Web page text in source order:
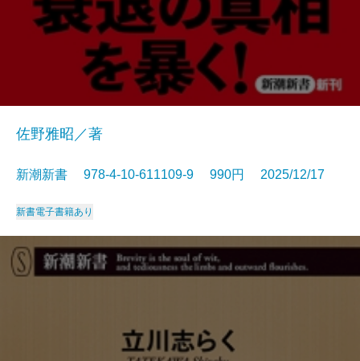
佐野雅昭／著
新潮新書 978-4-10-611109-9 990円 2025/12/17
新書電子書籍あり